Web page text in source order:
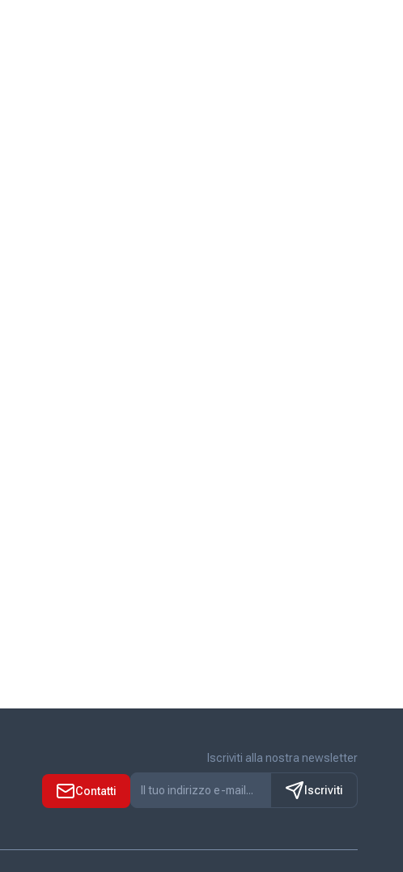
Contatti
Iscriviti alla nostra newsletter
Iscriviti